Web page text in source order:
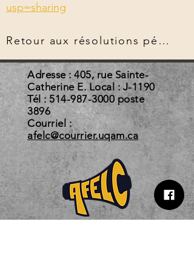
usp=sharing
Retour aux résolutions pérennes
Adresse : 405, rue Sainte-
Catherine E. Local : J-1190
Tél :514-987-3000poste
3896
Courriel :
afelc@courrier.uqam.ca